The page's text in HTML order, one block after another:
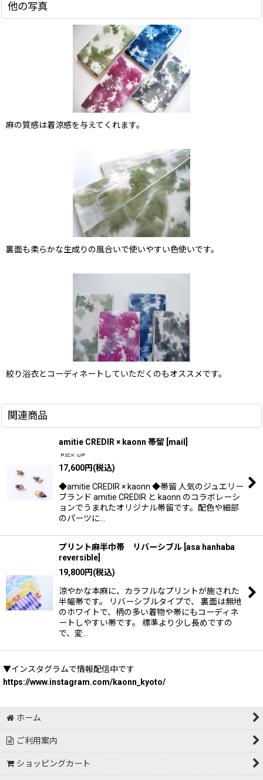
他の写真
麻の質感は着涼感を与えてくれます。
裏面も柔らかな生成りの風合いで使いやすい色使いです。
絞り浴衣とコーディネートしていただくのもオススメです。
関連商品
amitie CREDIR × kaonn 帯留 mail
17,600円(税込)
◆amitie CREDIR × kaonn ◆帯留 人気のジュエリー
ブランド amitie CREDIR と kaonn のコラボレーシ
ョンでうまれたオリジナル帯留です。配色や細部
のパーツに…
プリント麻半巾帯 リバーシブル asa hanhaba
reversible
19,800円(税込)
涼やかな本麻に、カラフルなプリントが施された
半幅帯です。 リバーシブルタイプで、 裏面は無地
のホワイトで、柄の多い着物や帯にもコーディネ
ートしやすい帯です。 標準より少し長めですの
で、変…
▼インスタグラムで情報配信中です
https://www.instagram.com/kaonn_kyoto/
ホーム
ご利用案内
ショッピングカート